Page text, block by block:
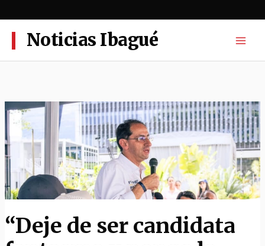
al
contenidoNoticias Ibagué
“Deje de ser candidata